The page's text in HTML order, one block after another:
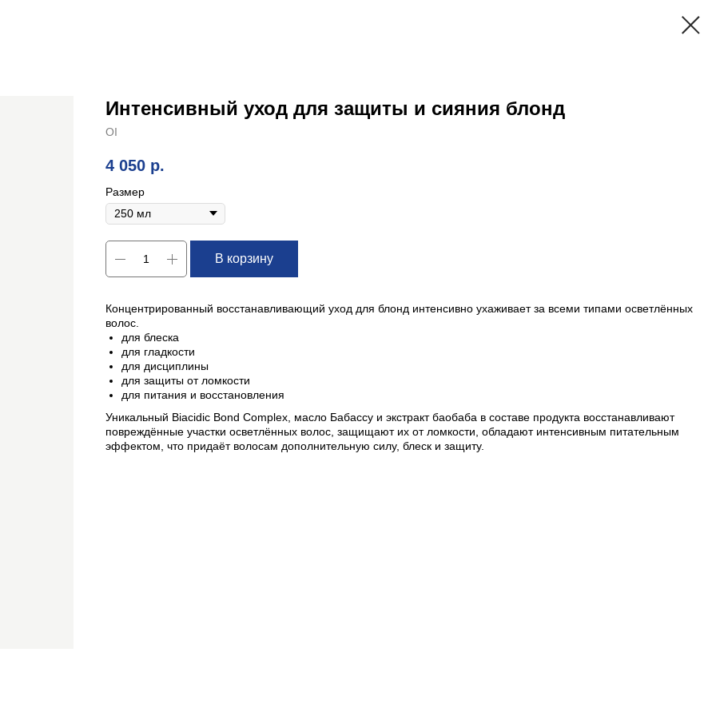
Интенсивный уход для защиты и сияния блонд
OI
4 050 р.
Размер
В корзину
Концентрированный восстанавливающий уход для блонд интенсивно ухаживает за всеми типами осветлённых
волос.
для блеска
для гладкости
для дисциплины
для защиты от ломкости
для питания и восстановления
Уникальный Biаcidic Bond Complex, масло Бабассу и экстракт баобаба в составе продукта восстанавливают
повреждённые участки осветлённых волос, защищают их от ломкости, обладают интенсивным питательным
эффектом, что придаёт волосам дополнительную силу, блеск и защиту.